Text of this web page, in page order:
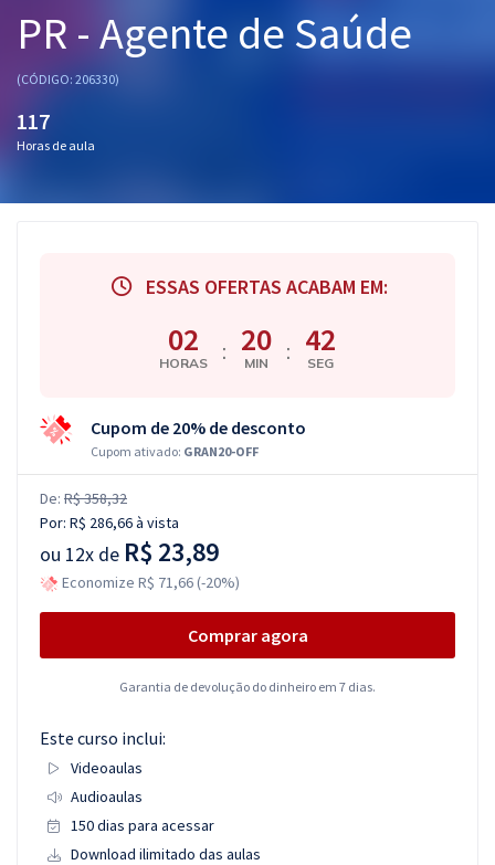
Pós
OAB
Atendimento
PR - Agente de Saúde
(CÓDIGO: 206330)
117
Horas de aula
ESSAS OFERTAS ACABAM EM:
02
HORAS : 20
MIN : 41
SEG
Cupom de 20% de desconto
Cupom ativado: GRAN20-OFF
De: R$ 358,32
Por: R$ 286,66à vista
ou 12x de R$ 23,89
Economize R$ 71,66 (-20%)
Comprar agora
Garantia de devolução do dinheiro em 7 dias.
Este curso inclui:
Videoaulas
Audioaulas
150 dias para acessar
Download ilimitado das aulas